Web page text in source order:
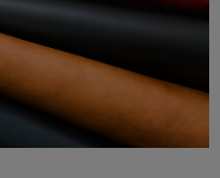
め、色味、風合いに
理解ください。